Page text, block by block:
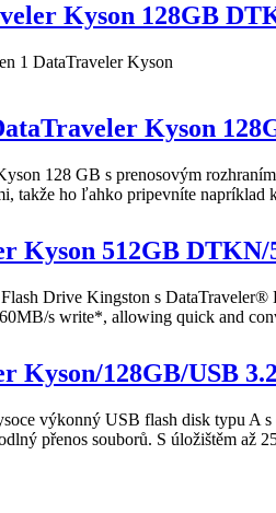
Kyson 128GB
1 DataTraveler Kyson
Kyson
128 GB s prenosovým
takže ho ľahko pripevníte
Kyson 512GB DTKN/
Drive Kingston s DataTraveler®
s write*, allowing quick and
Kyson/128GB/USB
výkonný USB flash disk typu A
přenos souborů. S úložištěm až